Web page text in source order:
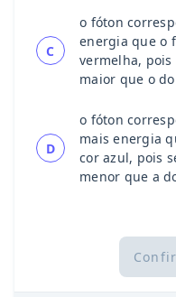
C
o fóton
energia que o
vermelha,
maior que o
D
o fóton
mais energia
cor azul, pois
menor que a